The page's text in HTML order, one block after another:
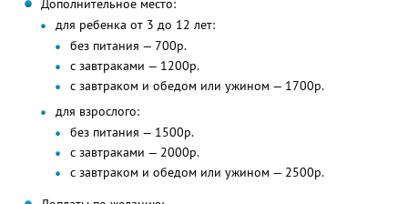
Дополнительное место:
для ребенка от 3 до 12 лет:
без питания — 700р.
с завтраками — 1200р.
с завтраком и обедом или ужином — 1700р.
для взрослого:
без питания — 1500р.
с завтраками — 2000р.
с завтраком и обедом или ужином — 2500р.